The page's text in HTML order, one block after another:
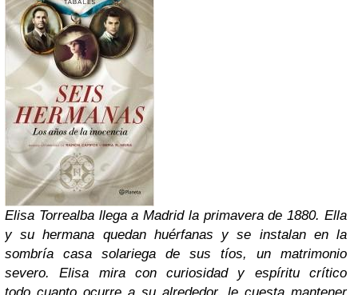
Elisa Torrealba llega a Madrid la primavera de 1880. Ella
y su hermana quedan huérfanas y se instalan en la
sombría casa solariega de sus tíos, un matrimonio
severo. Elisa mira con curiosidad y espíritu crítico